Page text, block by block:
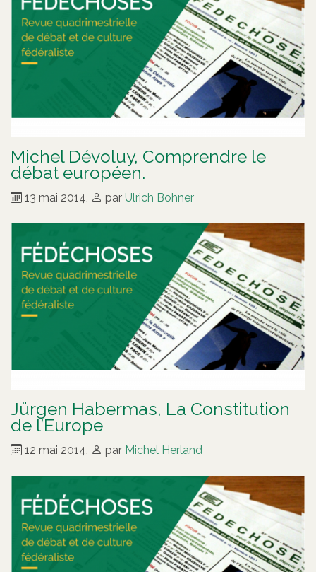
Michel Dévoluy, Comprendre le
débat européen.
13 mai 2014 par Ulrich Bohner
Jürgen Habermas, La Constitution
de l’Europe
12 mai 2014 par Michel Herland